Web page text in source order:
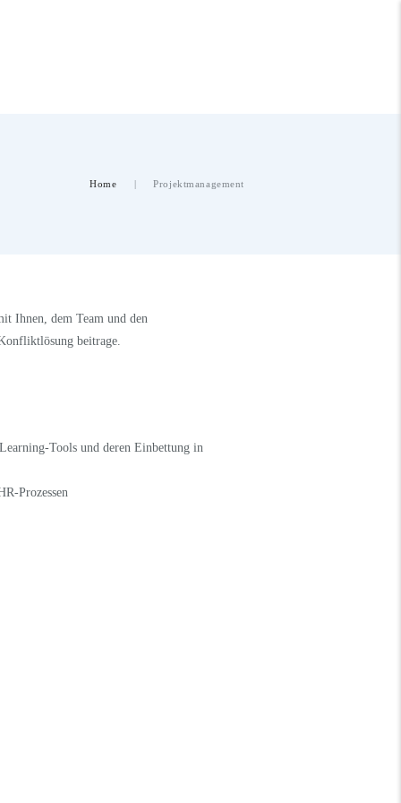
Home Projektmanagement
Ihnen, dem Team und den
beitrage.
Tools und deren Einbettung in
Prozessen